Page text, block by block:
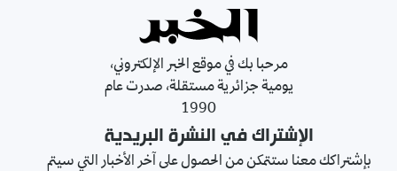
مرحبا بك في موقع الخبر الإلكتروني،
يومية جزائرية مستقلة، صدرت عام
1990
الإشتراك في النشرة البريدية
بإشتراكك معنا ستتمكن من الحصول على آخر الأخبار التي سيتم